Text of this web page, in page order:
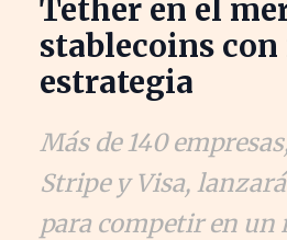
Tether en el
stablecoins con
estrategia
Más de 140
Stripe y Visa,
para competir en un